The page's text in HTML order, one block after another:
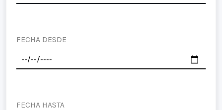
FECHA DESDE
FECHA HASTA